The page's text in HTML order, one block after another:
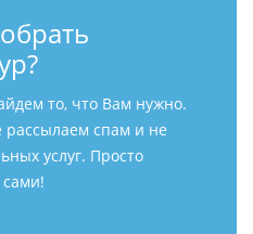
то, что Вам нужно.
спам и не
услуг. Просто
сами!